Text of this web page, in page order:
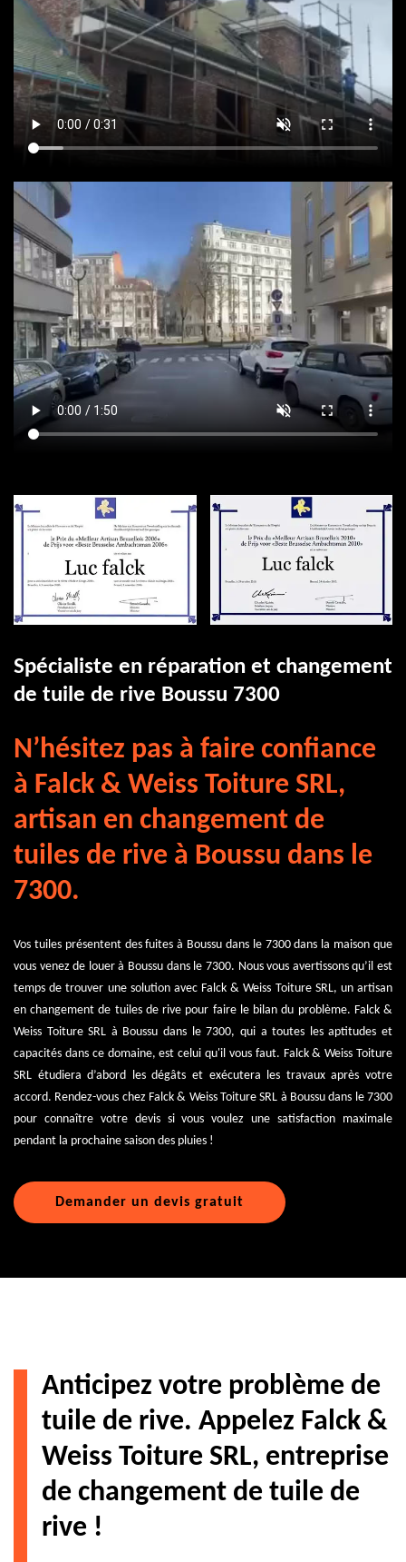
Spécialiste en réparation et changement
de tuile de rive Boussu 7300
N’hésitez pas à faire confiance
à Falck & Weiss Toiture SRL,
artisan en changement de
tuiles de rive à Boussu dans le
7300.
Vos tuiles présentent des fuites à Boussu dans le 7300 dans la maison que
vous venez de louer à Boussu dans le 7300. Nous vous avertissons qu’il est
temps de trouver une solution avec Falck & Weiss Toiture SRL, un artisan
en changement de tuiles de rive pour faire le bilan du problème. Falck &
Weiss Toiture SRL à Boussu dans le 7300, qui a toutes les aptitudes et
capacités dans ce domaine, est celui qu'il vous faut. Falck & Weiss Toiture
SRL étudiera d’abord les dégâts et exécutera les travaux après votre
accord. Rendez-vous chez Falck & Weiss Toiture SRL à Boussu dans le 7300
pour connaître votre devis si vous voulez une satisfaction maximale
pendant la prochaine saison des pluies !
Demander un devis gratuit
Anticipez votre problème de
tuile de rive. Appelez Falck &
Weiss Toiture SRL, entreprise
de changement de tuile de
rive !